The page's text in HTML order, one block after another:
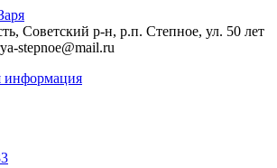
Советский р-н, р.п. Степное, ул. 50 лет
stepnoe@mail.ru
информация